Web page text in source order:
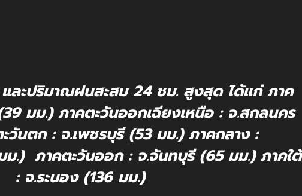
ละปริมาณฝนสะสม 24 ชม. สูงสุด ได้แก่ ภาค
มม.) ภาคตะวันออกเฉียงเหนือ : จ.สกลนคร
วันตก : จ.เพชรบุรี (53 มม.) ภาคกลาง :
ม.) ภาคตะวันออก : จ.จันทบุรี (65 มม.) ภาคใต้
: จ.ระนอง (136 มม.)